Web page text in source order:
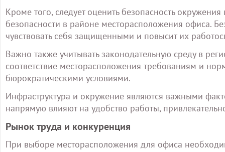
Кроме того, следует оценить безопасность
безопасности в районе месторасположения офиса.
чувствовать себя защищенными и повысит их
Важно также учитывать законодательную среду в
соответствие месторасположения требованиям и
бюрократическими условиями.
Инфраструктура и окружение являются важными
напрямую влияют на удобство работы,
Рынок труда и конкуренция
При выборе месторасположения для офиса